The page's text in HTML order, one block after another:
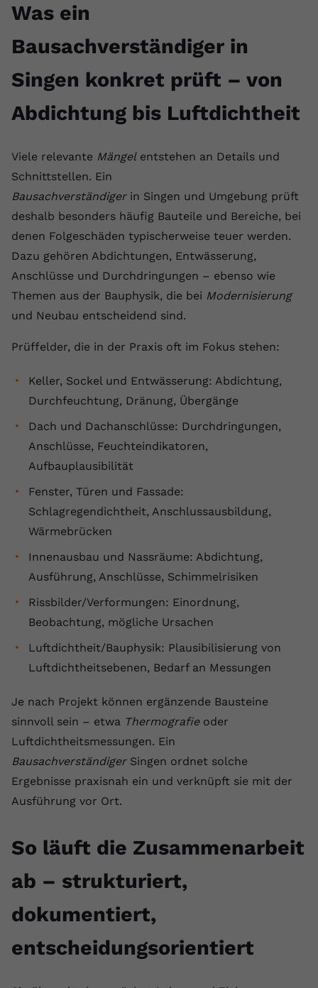
Was ein
Bausachverständiger in
Singen konkret prüft – von
Abdichtung bis Luftdichtheit
Viele relevante Mängelentstehen an Details und
Schnittstellen. Ein
Bausachverständigerin Singen und Umgebung prüft
deshalb besonders häufig Bauteile und Bereiche, bei
denen Folgeschäden typischerweise teuer werden.
Dazu gehören Abdichtungen, Entwässerung,
Anschlüsse und Durchdringungen – ebenso wie
Themen aus der Bauphysik, die bei Modernisierung
und Neubau entscheidend sind.
Prüffelder, die in der Praxis oft im Fokus stehen:
Keller, Sockel und Entwässerung: Abdichtung,
Durchfeuchtung, Dränung, Übergänge
Dach und Dachanschlüsse: Durchdringungen,
Anschlüsse, Feuchteindikatoren,
Aufbauplausibilität
Fenster, Türen und Fassade:
Schlagregendichtheit, Anschlussausbildung,
Wärmebrücken
Innenausbau und Nassräume: Abdichtung,
Ausführung, Anschlüsse, Schimmelrisiken
Rissbilder/Verformungen: Einordnung,
Beobachtung, mögliche Ursachen
Luftdichtheit/Bauphysik: Plausibilisierung von
Luftdichtheitsebenen, Bedarf an Messungen
Je nach Projekt können ergänzende Bausteine
sinnvoll sein – etwa Thermografieoder
Luftdichtheitsmessungen. Ein
BausachverständigerSingen ordnet solche
Ergebnisse praxisnah ein und verknüpft sie mit der
Ausführung vor Ort.
So läuft die Zusammenarbeit
ab – strukturiert,
dokumentiert,
entscheidungsorientiert